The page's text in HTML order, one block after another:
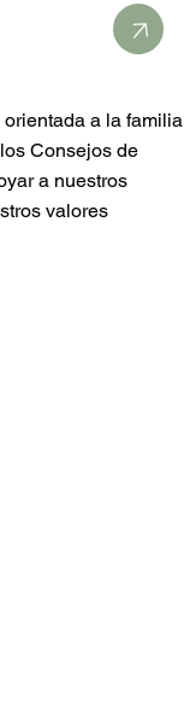
a la familia
Consejos de
a nuestros
valores